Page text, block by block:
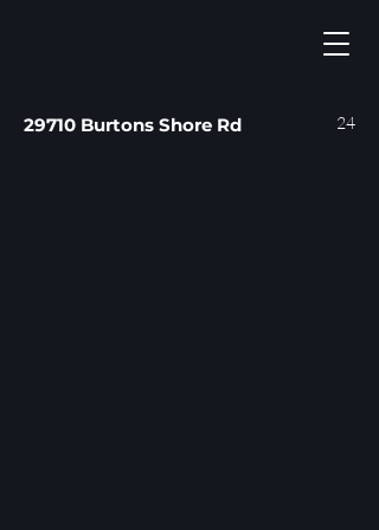
29710 Burtons Shore Rd 24